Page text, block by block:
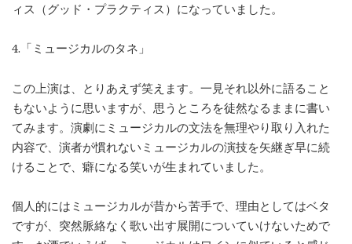
ィス（グッド・プラクティス）になっていました。
4.「ミュージカルのタネ」
この上演は、とりあえず笑えます。一見それ以外に語ること
もないように思いますが、思うところを徒然なるままに書い
てみます。演劇にミュージカルの文法を無理やり取り入れた
内容で、演者が慣れないミュージカルの演技を矢継ぎ早に続
けることで、癖になる笑いが生まれていました。
個人的にはミュージカルが昔から苦手で、理由としてはベタ
ですが、突然脈絡なく歌い出す展開についていけないためで